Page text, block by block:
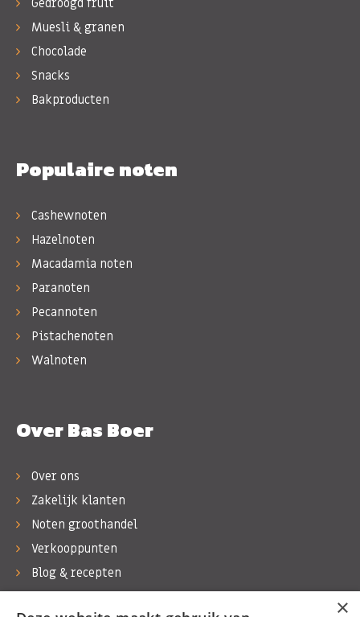
Muesli & granen
Chocolade
Snacks
Bakproducten
Populaire noten
Cashewnoten
Hazelnoten
Macadamia noten
Paranoten
Pecannoten
Pistachenoten
Walnoten
Over Bas Boer
Over ons
Zakelijk klanten
Noten groothandel
Verkooppunten
Blog & recepten
Werken bij Bas Boer Noten
×